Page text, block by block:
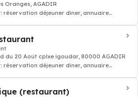
Oranges, AGADIR
réservation déjeuner dîner, annuaire
du 20 Août cplxe igoudar, 80000 AGADIR
réservation déjeuner dîner, annuaire
(restaurant)